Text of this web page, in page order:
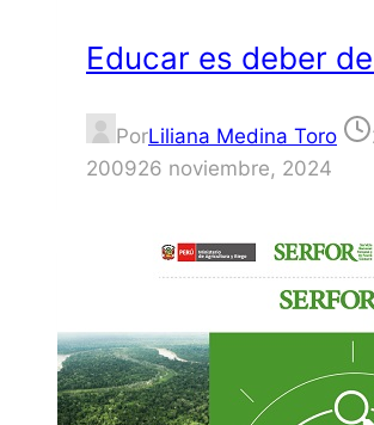
Educar es deber
PorLiliana Medina Toro
200926 noviembre, 2024